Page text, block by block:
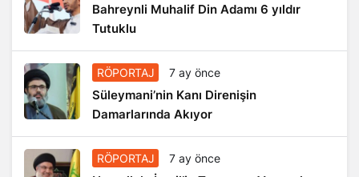
Bahreynli Muhalif Din Adamı 6 yıldır
Tutuklu
RÖPORTAJ 7 ay önce
Süleymani’nin Kanı Direnişin
Damarlarında Akıyor
RÖPORTAJ 7 ay önce